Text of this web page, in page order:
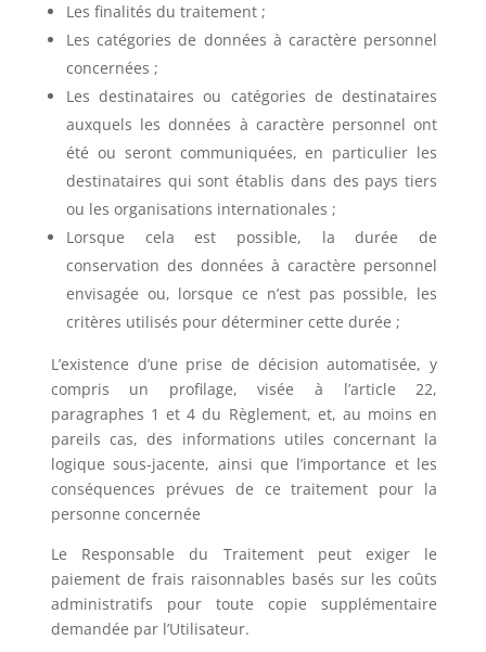
Les finalités du traitement ;
Les catégories de données à caractère personnel
concernées ;
Les destinataires ou catégories de destinataires
auxquels les données à caractère personnel ont
été ou seront communiquées, en particulier les
destinataires qui sont établis dans des pays tiers
ou les organisations internationales ;
Lorsque cela est possible, la durée de
conservation des données à caractère personnel
envisagée ou, lorsque ce n’est pas possible, les
critères utilisés pour déterminer cette durée ;
L’existence d’une prise de décision automatisée, y
compris un profilage, visée à l’article 22,
paragraphes 1 et 4 du Règlement, et, au moins en
pareils cas, des informations utiles concernant la
logique sous-jacente, ainsi que l’importance et les
conséquences prévues de ce traitement pour la
personne concernée
Le Responsable du Traitement peut exiger le
paiement de frais raisonnables basés sur les coûts
administratifs pour toute copie supplémentaire
demandée par l’Utilisateur.